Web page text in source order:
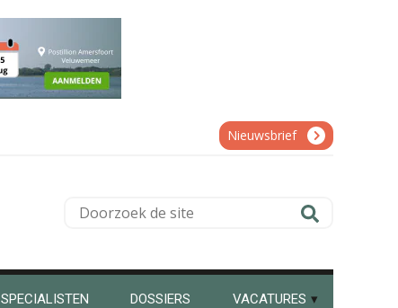
Nieuwsbrief
Doorzoek
SPECIALISTEN DOSSIERS VACATURES
Guney Bagislayici